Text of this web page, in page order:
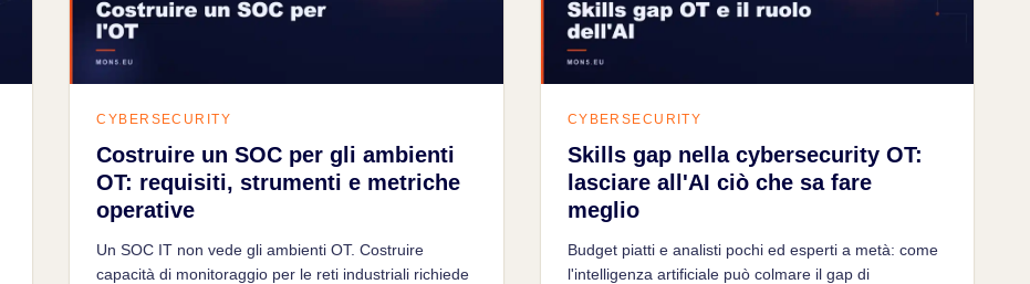
CYBERSECURITY
Costruire un SOC per gli ambienti
OT: requisiti, strumenti e metriche
operative
Un SOC IT non vede gli ambienti OT. Costruire
capacità di monitoraggio per le reti industriali richiede
CYBERSECURITY
Skills gap nella cybersecurity OT:
lasciare all'AI ciò che sa fare
meglio
Budget piatti e analisti pochi ed esperti a metà: come
l'intelligenza artificiale può colmare il gap di